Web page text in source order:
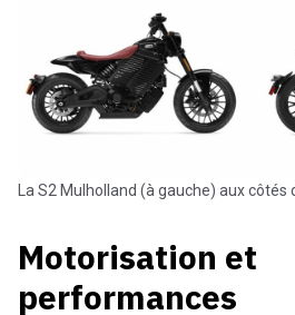
La S2 Mulholland (à gauche) aux
Motorisation et
performances